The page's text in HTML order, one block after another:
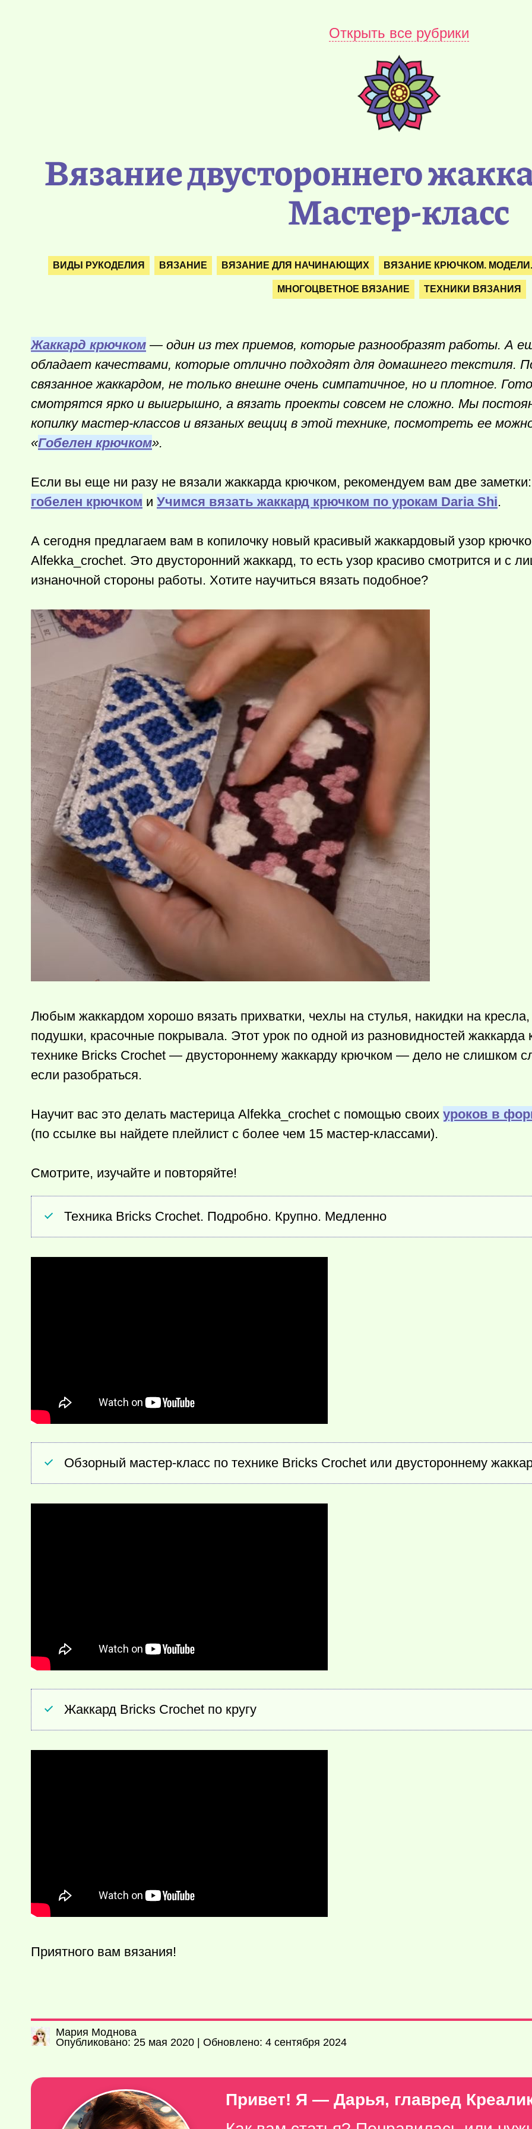
Открыть все рубрики
Вязание двустороннего
Мастер-класс
ВИДЫ РУКОДЕЛИЯ ВЯЗАНИЕ ВЯЗАНИЕ ДЛЯ НАЧИНАЮЩИХ ВЯЗАНИЕ КРЮЧКОМ.
МНОГОЦВЕТНОЕ ВЯЗАНИЕ ТЕХНИКИ ВЯЗАНИЯ
Жаккард крючком — один из тех приемов, которые разнообразят работы. А
обладает качествами, которые отлично подходят для домашнего текстиля.
связанное жаккардом, не только внешне очень симпатичное, но и плотное.
смотрятся ярко и выигрышно, а вязать проекты совсем не сложно. Мы
копилку мастер-классов и вязаных вещиц в этой технике, посмотреть ее
«Гобелен крючком».
Если вы еще ни разу не вязали жаккарда крючком, рекомендуем вам две
гобелен крючком и Учимся вязать жаккард крючком по урокам Daria Shi.
А сегодня предлагаем вам в копилочку новый красивый жаккардовый узор
Alfekka_crochet. Это двусторонний жаккард, то есть узор красиво смотрится и с
изнаночной стороны работы. Хотите научиться вязать подобное?
Любым жаккардом хорошо вязать прихватки, чехлы на стулья, накидки на
подушки, красочные покрывала. Этот урок по одной из разновидностей
технике Bricks Crochet — двустороннему жаккарду крючком — дело не слишком
если разобраться.
Научит вас это делать мастерица Alfekka_crochet с помощью своих уроков в
(по ссылке вы найдете плейлист с более чем 15 мастер-классами).
Смотрите, изучайте и повторяйте!
Техника Bricks Crochet. Подробно. Крупно. Медленно
Обзорный мастер-класс по технике Bricks Crochet или двустороннему
Жаккард Bricks Crochet по кругу
Приятного вам вязания!
Мария Моднова
Опубликовано: 25 мая 2020 | Обновлено: 4 сентября 2024
Привет! Я — Дарья, главред